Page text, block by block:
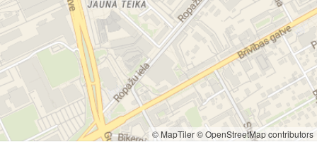
© MapTiler© OpenStreetMap contributors